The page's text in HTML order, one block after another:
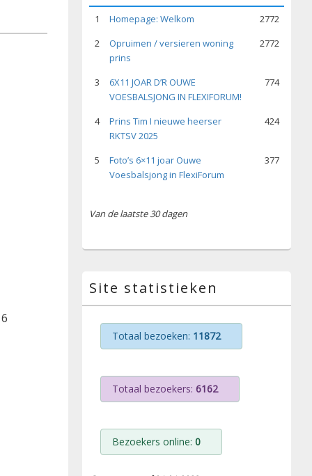
1 Homepage: Welkom
2772
2
Opruimen / versieren woning
prins
2772
3
6X11 JOAR D’R OUWE
VOESBALSJONG IN FLEXIFORUM!
774
4
Prins Tim I nieuwe heerser
RKTSV 2025
424
5
Foto’s 6×11 joar Ouwe
Voesbalsjong in FlexiForum
377
Van de laatste 30 dagen
Site statistieken
Totaal bezoeken: 11872
Totaal bezoekers: 6162
Bezoekers online: 0